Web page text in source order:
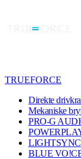
TRUEFORCE
Direkte
Mekaniske
PRO-G
LIGHTSYNC
BLUE